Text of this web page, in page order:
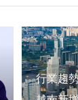
行業趨